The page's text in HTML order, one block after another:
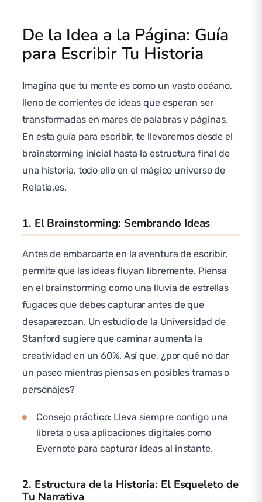
De la Idea a la Página: Guía
para Escribir Tu Historia
Imagina que tu mente es como un vasto océano,
lleno de corrientes de ideas que esperan ser
transformadas en mares de palabras y páginas.
En esta guía para escribir, te llevaremos desde el
brainstorming inicial hasta la estructura final de
una historia, todo ello en el mágico universo de
Relatia.es.
1. El Brainstorming: Sembrando Ideas
Antes de embarcarte en la aventura de escribir,
permite que las ideas fluyan libremente. Piensa
en el brainstorming como una lluvia de estrellas
fugaces que debes capturar antes de que
desaparezcan. Un estudio de la Universidad de
Stanford sugiere que caminar aumenta la
creatividad en un 60%. Así que, ¿por qué no dar
un paseo mientras piensas en posibles tramas o
personajes?
Consejo práctico: Lleva siempre contigo una
libreta o usa aplicaciones digitales como
Evernote para capturar ideas al instante.
2. Estructura de la Historia: El Esqueleto de
Tu Narrativa